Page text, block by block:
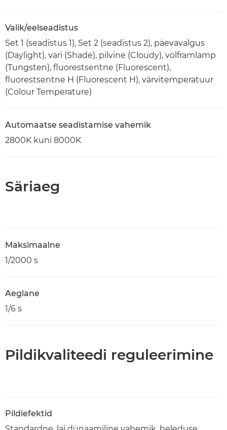
Valik/eelseadistus
Set 1 (seadistus 1), Set 2 (seadistus 2), päevavalgus
(Daylight), vari (Shade), pilvine (Cloudy), volframlamp
(Tungsten), fluorestsentne (Fluorescent),
fluorestsentne H (Fluorescent H), värvitemperatuur
(Colour Temperature)
Automaatse seadistamise vahemik
2800K kuni 8000K
Säriaeg
Maksimaalne
1/2000 s
Aeglane
1/6 s
Pildikvaliteedi reguleerimine
Pildiefektid